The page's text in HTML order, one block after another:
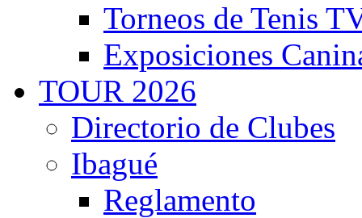
Torneos de Tenis
Exposiciones
TOUR 2026
Directorio de Clubes
Ibagué
Reglamento